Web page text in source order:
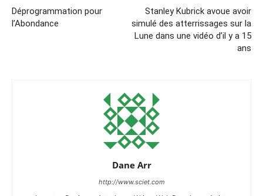
Déprogrammation pour
l’Abondance
Stanley Kubrick avoue avoir
simulé des atterrissages sur la
Lune dans une vidéo d’il y a 15
ans
Dane Arr
http://www.sciet.com